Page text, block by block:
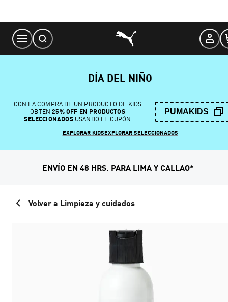
Content
DÍA DEL NIÑO
CON LA COMPRA DE UN PRODUCTO DE KIDS
OBTEN 25% OFF EN PRODUCTOS
SELECCIONADOSUSANDO EL CUPÓN
PUMAKIDS
EXPLORAR KIDSEXPLORAR SELECCIONADOS
ENVÍO EN 48 HRS. PARA LIMA Y CALLAO*
Volver a Limpieza y cuidados